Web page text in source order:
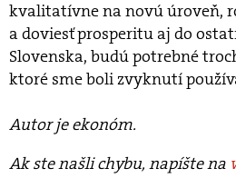
kvalitatívne na novú úroveň,
a doviesť prosperitu aj do
Slovenska, budú potrebné
ktoré sme boli zvyknutí
Autor je ekonóm.
Ak ste našli chybu, napíšte na